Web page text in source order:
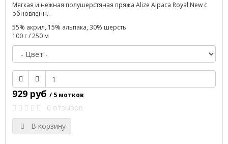
Мягкая и нежная полушерстяная пряжа Alize Alpaca Royal New с
обновленн..
55% акрил, 15% альпака, 30% шерсть
100 г / 250 м
929 руб / 5 мотков
0 отзывов
В корзину